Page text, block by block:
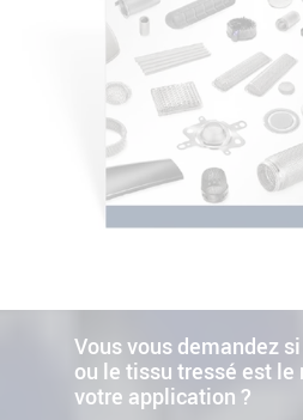
Vous vous demandez
ou le tissu tressé est le
votre application ?